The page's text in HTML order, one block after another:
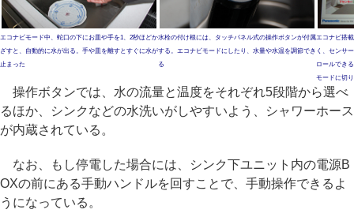
エコナビモード中、蛇口の下にお皿や手を1、2秒ほどか
ざすと、自動的に水が出る。手や皿を離すとすぐに水が
止まった
水栓の付け根には、タッチパネル式の操作ボタンが付属
する。エコナビモードにしたり、水量や水温を調節でき
る
エコナビ搭
く、センサ
ロールでき
モードに切
操作ボタンでは、水の流量と温度をそれぞれ5段階から選べ
るほか、シンクなどの水洗いがしやすいよう、シャワーホース
が内蔵されている。
なお、もし停電した場合には、シンク下ユニット内の電源B
OXの前にある手動ハンドルを回すことで、手動操作できるよ
うになっている。